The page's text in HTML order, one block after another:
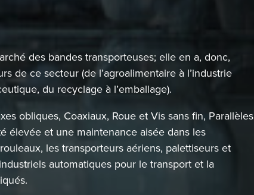
des bandes transporteuses; elle en a, donc,
de ce secteur (de l’agroalimentaire à l’industrie
du recyclage à l’emballage).
obliques, Coaxiaux, Roue et Vis sans fin, Parallèles
élevée et une maintenance aisée dans les
les transporteurs aériens, palettiseurs et
automatiques pour le transport et la